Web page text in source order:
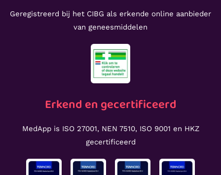
Geregistreerd bij het CIBG als erkende online aanbieder
van geneesmiddelen
Erkend en gecertificeerd
MedApp is ISO 27001, NEN 7510, ISO 9001 en HKZ
gecertificeerd